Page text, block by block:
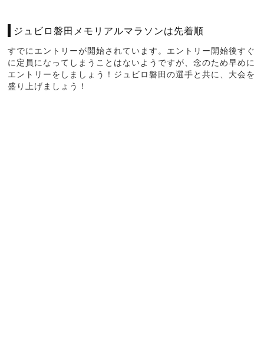
ジュビロ磐田メモリアルマラソンは先着順
すでにエントリーが開始されています。エントリー開始後すぐ
に定員になってしまうことはないようですが、念のため早めに
エントリーをしましょう！ジュビロ磐田の選手と共に、大会を
盛り上げましょう！